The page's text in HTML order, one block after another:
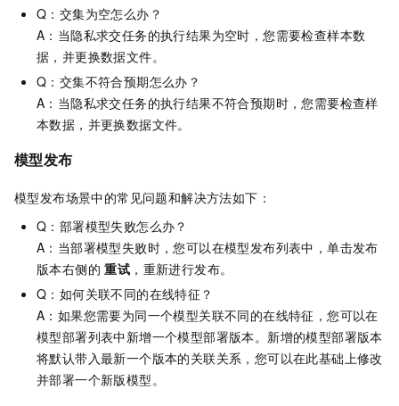
Q：交集为空怎么办？
A：当隐私求交任务的执行结果为空时，您需要检查样本数
据，并更换数据文件。
Q：交集不符合预期怎么办？
A：当隐私求交任务的执行结果不符合预期时，您需要检查样
本数据，并更换数据文件。
模型发布
模型发布场景中的常见问题和解决方法如下：
Q：部署模型失败怎么办？
A：当部署模型失败时，您可以在模型发布列表中，单击发布
版本右侧的重试 ，重新进行发布。
Q：如何关联不同的在线特征？
A：如果您需要为同一个模型关联不同的在线特征，您可以在
模型部署列表中新增一个模型部署版本。新增的模型部署版本
将默认带入最新一个版本的关联关系，您可以在此基础上修改
并部署一个新版模型。